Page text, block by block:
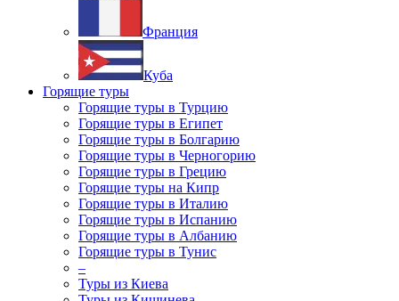
Франция
Куба
Горящие туры
Горящие туры в Турцию
Горящие туры в Египет
Горящие туры в Болгарию
Горящие туры в Черногорию
Горящие туры в Грецию
Горящие туры на Кипр
Горящие туры в Италию
Горящие туры в Испанию
Горящие туры в Албанию
Горящие туры в Тунис
–
Туры из Киева